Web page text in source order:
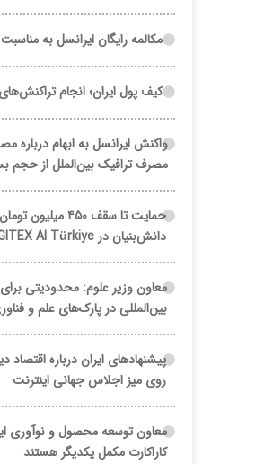
مکالمه رایگان ایرانسل به مناسبت
کیف پول ایران؛ انجام
واکنش ایرانسل به ابهام درباره
مصرف ترافیک بین‌الملل از حجم
حمایت تا سقف ۴۵۰
دانش‌بنیان در GITEX AI Türkiye
معاون وزیر علوم: محدودیتی
بین‌المللی در پارک‌های علم و
پیشنهادهای ایران درباره
روی میز اجلاس جهانی اینترنت
معاون توسعه محصول و نوآوری
کاراکارت مکمل یکدیگر هستند